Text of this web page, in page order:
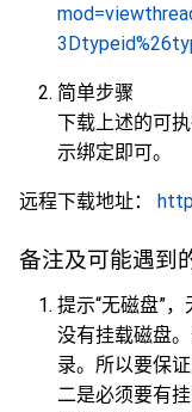
简单步骤
下载上述的可
示绑定即可。
远程下载地址：
备注及可能遇到
提示“无磁盘”
没有挂载磁盘
录。所以要保
二是必须要有